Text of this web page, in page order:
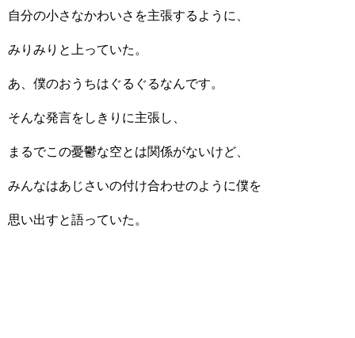
自分の小さなかわいさを主張するように、
みりみりと上っていた。
あ、僕のおうちはぐるぐるなんです。
そんな発言をしきりに主張し、
まるでこの憂鬱な空とは関係がないけど、
みんなはあじさいの付け合わせのように僕を
思い出すと語っていた。